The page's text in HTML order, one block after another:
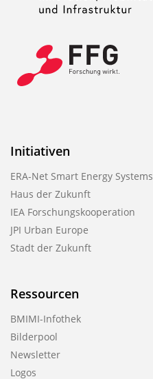
Initiativen
ERA-Net Smart Energy Systems
Haus der Zukunft
IEA Forschungskooperation
JPI Urban Europe
Stadt der Zukunft
Ressourcen
BMIMI-Infothek
Bilderpool
Newsletter
Logos